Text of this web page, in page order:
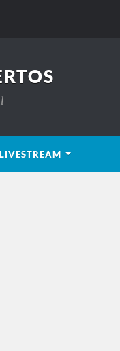
LIVESTREAM